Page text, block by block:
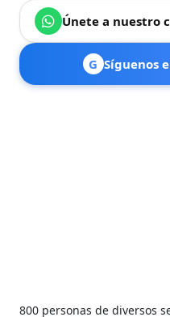
Únete a nuestro
G Síguenos
800 personas de diversos